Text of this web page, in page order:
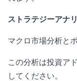
ストラテジーアナ
マクロ市場分析と
この分析は投資ア
してください。